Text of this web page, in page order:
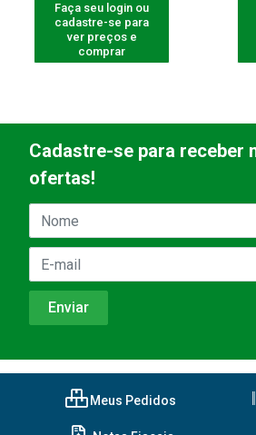
Faça seu login ou
cadastre-se para
ver preços e
comprar
Cadastre-se para receber
ofertas!
Meus Pedidos